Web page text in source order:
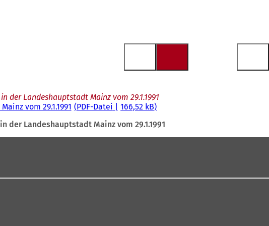
der Landeshauptstadt Mainz vom 29.1.1991
vom 29.1.1991 PDF-Datei 166,52 kB
der Landeshauptstadt Mainz vom 29.1.1991